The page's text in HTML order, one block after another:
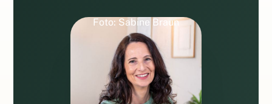
Foto: Sabine Braun